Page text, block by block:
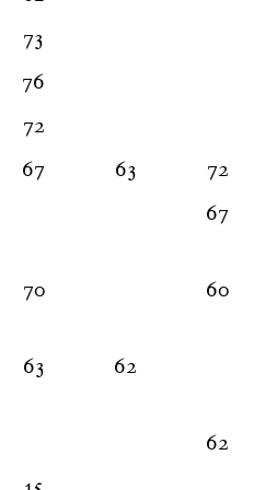
73
76
72
67 63 72
67
70 60
63 62
62